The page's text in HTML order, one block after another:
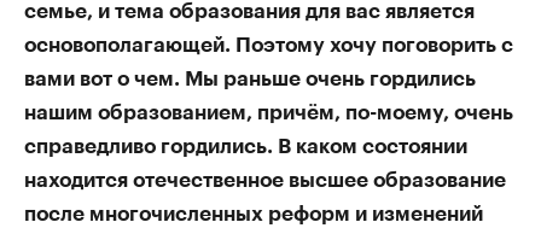
семье, и тема образования для вас является
основополагающей. Поэтому хочу поговорить с
вами вот о чем. Мы раньше очень гордились
нашим образованием, причём, по-моему, очень
справедливо гордились. В каком состоянии
находится отечественное высшее образование
после многочисленных реформ и изменений